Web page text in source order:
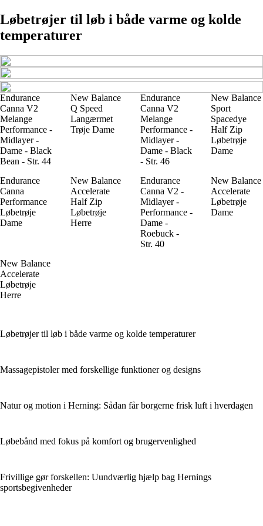
Løbetrøjer til løb i både varme og kolde
temperaturer
Endurance
Canna V2
Melange
Performance -
Midlayer -
Dame - Black
Bean - Str. 44
New Balance
Q Speed
Langærmet
Trøje Dame
Endurance
Canna V2
Melange
Performance -
Midlayer -
Dame - Black
- Str. 46
New Balance
Sport
Spacedye
Half Zip
Løbetrøje
Dame
Endurance
Canna
Performance
Løbetrøje
Dame
New Balance
Accelerate
Half Zip
Løbetrøje
Herre
Endurance
Canna V2 -
Midlayer -
Performance -
Dame -
Roebuck -
Str. 40
New Balance
Accelerate
Løbetrøje
Dame
New Balance
Accelerate
Løbetrøje
Herre
Løbetrøjer til løb i både varme og kolde temperaturer
Massagepistoler med forskellige funktioner og designs
Natur og motion i Herning: Sådan får borgerne frisk luft i hverdagen
Løbebånd med fokus på komfort og brugervenlighed
Frivillige gør forskellen: Uundværlig hjælp bag Hernings
sportsbegivenheder